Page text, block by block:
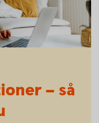
– så